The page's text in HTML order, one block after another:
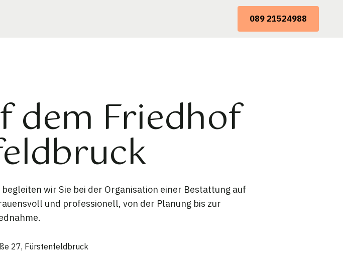
089 21524988
dem Friedhof
wir Sie bei der Organisation einer Bestattung auf
und professionell, von der Planung bis zur
27, Fürstenfeldbruck